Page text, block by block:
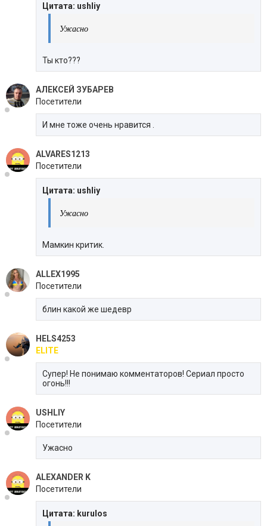
Цитата: ushliy
Ужасно
Ты кто???
АЛЕКСЕЙ ЗУБАРЕВ
Посетители
И мне тоже очень нравится .
ALVARES1213
Посетители
Цитата: ushliy
Ужасно
Мамкин критик.
ALLEX1995
Посетители
блин какой же шедевр
HELS4253
ELITE
Супер! Не понимаю комментаторов! Сериал просто
огонь!!!
USHLIY
Посетители
Ужасно
ALEXANDER K
Посетители
Цитата: kurulos